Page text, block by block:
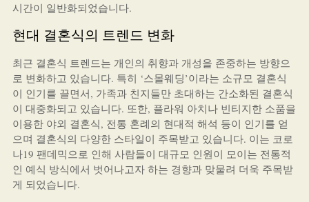
시간이 일반화되었습니다.
현대 결혼식의 트렌드 변화
최근 결혼식 트렌드는 개인의 취향과 개성을 존중하는 방향으
로 변화하고 있습니다. 특히 ‘스몰웨딩’이라는 소규모 결혼식
이 인기를 끌면서, 가족과 친지들만 초대하는 간소화된 결혼식
이 대중화되고 있습니다. 또한, 플라워 아치나 빈티지한 소품을
이용한 야외 결혼식, 전통 혼례의 현대적 해석 등이 인기를 얻
으며 결혼식의 다양한 스타일이 주목받고 있습니다. 이는 코로
나19 팬데믹으로 인해 사람들이 대규모 인원이 모이는 전통적
인 예식 방식에서 벗어나고자 하는 경향과 맞물려 더욱 주목받
게 되었습니다.